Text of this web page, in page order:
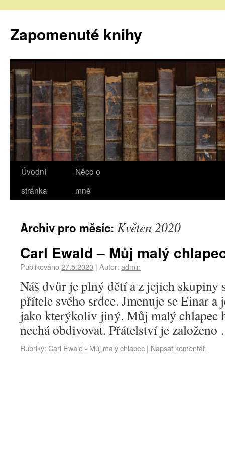
Zapomenuté knihy
Úvodní
stránka
Něco o
mně
Archiv pro měsíc: Květen 2020
Carl Ewald – Můj malý
Publikováno27.5.2020 | Autor: admin
Náš dvůr je plný dětí a z jejich skupiny
přítele svého srdce. Jmenuje se Einar a
jako kterýkoliv jiný. Můj malý chlapec
nechá obdivovat. Přátelství je
Rubriky: Carl Ewald - Můj malý chlapec | Napsat komentář